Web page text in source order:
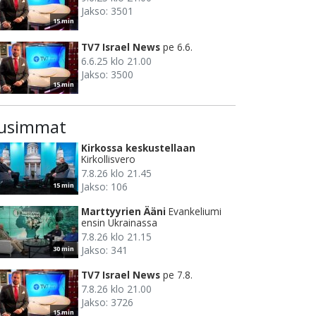
15 min
Jakso: 3501
15 min
TV7 Israel News pe 6.6.
6.6.25 klo 21.00
Jakso: 3500
15 min
Kirkossa keskustellaan
Kirkollisvero
7.8.26 klo 21.45
Jakso: 106
30 min
Marttyyrien Ääni Evankeliumi
ensin Ukrainassa
7.8.26 klo 21.15
Jakso: 341
15 min
TV7 Israel News pe 7.8.
7.8.26 klo 21.00
Jakso: 3726